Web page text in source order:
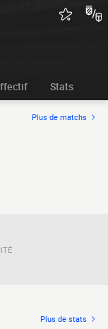
Stats
Plus de matchs
Plus de stats